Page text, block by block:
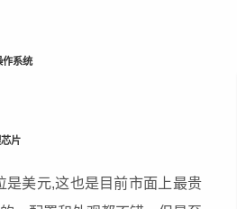
系统
片
是美元,这也是目前市面上最贵